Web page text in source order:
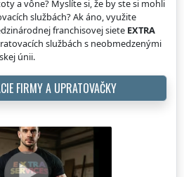
a vône? Myslíte si, že by ste si mohli
službách? Ak áno, využite
franchisovej siete EXTRA
službách s neobmedzenými
únii.
FIRMY A UPRATOVAČKY